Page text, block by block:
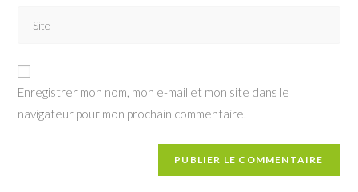
Enregistrer mon nom, mon e-mail et mon site dans le
navigateur pour mon prochain commentaire.